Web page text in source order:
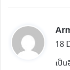
18
เป็